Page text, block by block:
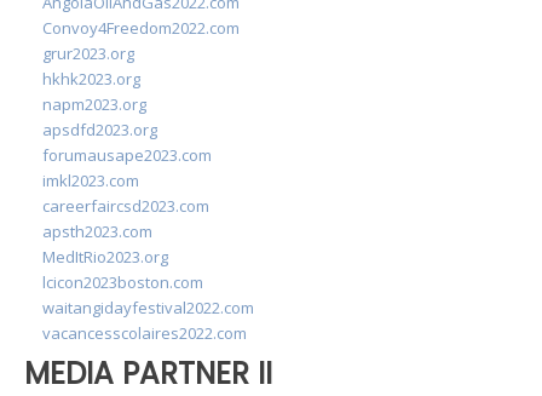
Convoy4Freedom2022.com
grur2023.org
hkhk2023.org
napm2023.org
apsdfd2023.org
forumausape2023.com
imkl2023.com
careerfaircsd2023.com
apsth2023.com
MedItRio2023.org
lcicon2023boston.com
waitangidayfestival2022.com
vacancesscolaires2022.com
MEDIA PARTNER II